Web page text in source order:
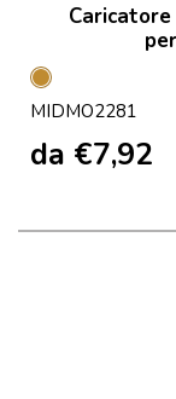
Legno
MIDMO2281
da €7,92